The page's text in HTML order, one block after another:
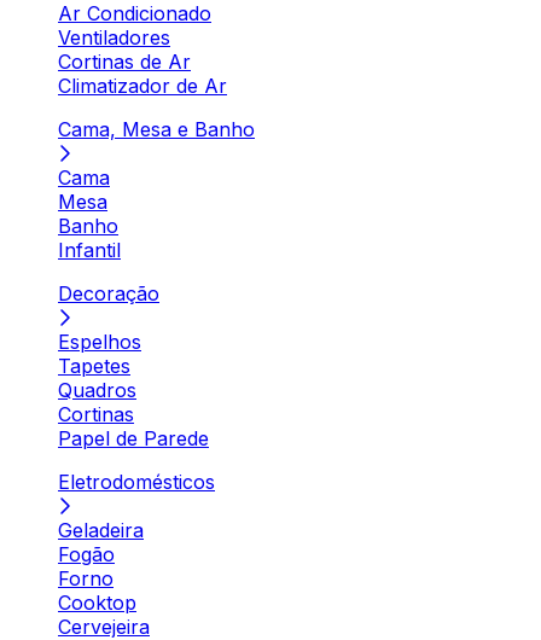
Ar Condicionado
Ventiladores
Cortinas de Ar
Climatizador de Ar
Cama, Mesa e Banho
Cama
Mesa
Banho
Infantil
Decoração
Espelhos
Tapetes
Quadros
Cortinas
Papel de Parede
Eletrodomésticos
Geladeira
Fogão
Forno
Cooktop
Cervejeira